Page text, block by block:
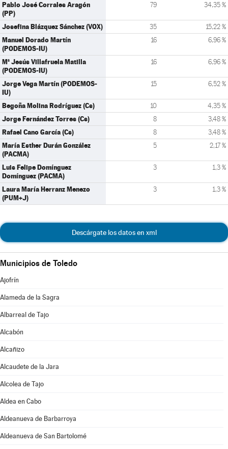
Pablo José Corrales Aragón
(PP)
79 34,35 %
Josefina Blázquez Sánchez (VOX) 35 15,22 %
Manuel Dorado Martín
(PODEMOS-IU)
16 6,96 %
Mª Jesús Villafruela Matilla
(PODEMOS-IU)
16 6,96 %
Jorge Vega Martín (PODEMOS-
IU)
15 6,52 %
Begoña Molina Rodríguez (Cs) 10 4,35 %
Jorge Fernández Torres (Cs) 8 3,48 %
Rafael Cano García (Cs) 8 3,48 %
María Esther Durán González
(PACMA)
5 2,17 %
Luis Felipe Domínguez
Domínguez (PACMA)
3 1,3 %
Laura María Herranz Menezo
(PUM+J)
3 1,3 %
Descárgate los datos en xml
Municipios de Toledo
Ajofrín
Alameda de la Sagra
Albarreal de Tajo
Alcabón
Alcañizo
Alcaudete de la Jara
Alcolea de Tajo
Aldea en Cabo
Aldeanueva de Barbarroya
Aldeanueva de San Bartolomé